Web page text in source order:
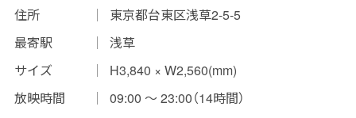
お問い合わせ
よくあるご質問
住所
東京都台東区浅草2-5-5
最寄駅
浅草
サイズ
H3,840 × W2,560(mm)
放映時間
09:00 〜 23:00（14時間）